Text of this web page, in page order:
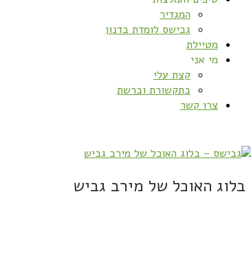
המגדיר
גבישס לומדת בדנון
מטיילת
מי אני
קצת עלי
בתקשורת וברשת
צרו קשר
בלוג האוכל של מירב גביש